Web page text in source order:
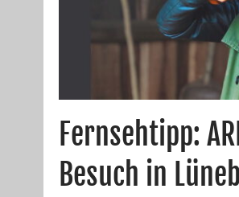
Fernsehtipp:
Besuch in